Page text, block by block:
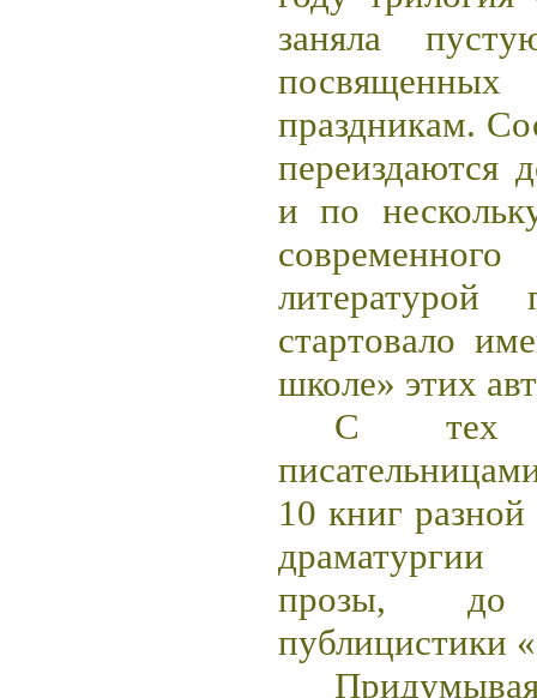
заняла
праздникам.
переиздаются
и по
литературой
стартовало
школе» этих
С тех
10 книг
прозы, до
публицистики «